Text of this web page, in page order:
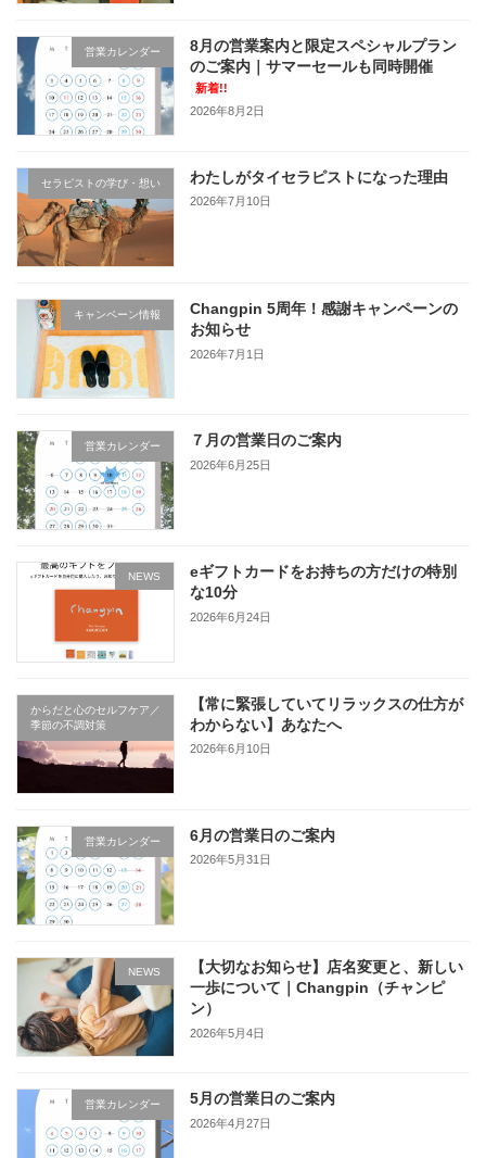
営業カレンダー
8月の営業案内と限定スペシャルプラン
のご案内｜サマーセールも同時開催
新着!!
2026年8月2日
セラピストの学び・想い わたしがタイセラピストになった理由
2026年7月10日
キャンペーン情報
Changpin 5周年！感謝キャンペーンの
お知らせ
2026年7月1日
営業カレンダー ７月の営業日のご案内
2026年6月25日
NEWS
eギフトカードをお持ちの方だけの特別
な10分
2026年6月24日
からだと心のセルフケア／
季節の不調対策
【常に緊張していてリラックスの仕方が
わからない】あなたへ
2026年6月10日
営業カレンダー 6月の営業日のご案内
2026年5月31日
NEWS
【大切なお知らせ】店名変更と、新しい
一歩について｜Changpin（チャンピ
ン）
2026年5月4日
営業カレンダー 5月の営業日のご案内
2026年4月27日